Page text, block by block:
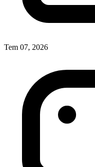
Tem 07, 2026